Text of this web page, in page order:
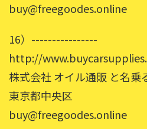
buy@freegoodes.online
16）----------------
http://
株式会社 オイル通販 と名乗
東京都中央区
buy@freegoodes.online